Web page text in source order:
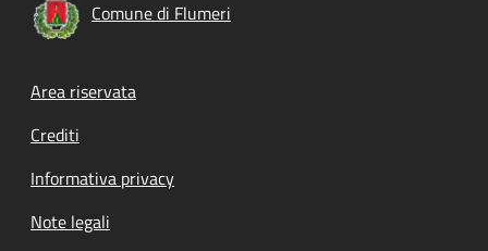
Comune di Flumeri
Footer menu
Area riservata
Crediti
Informativa privacy
Note legali